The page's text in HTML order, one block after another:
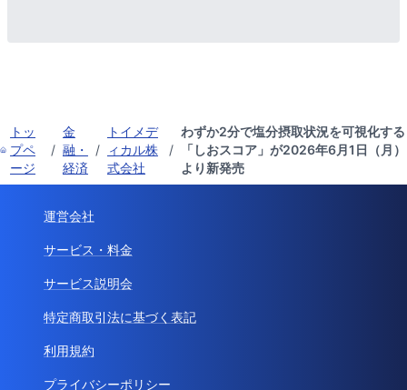
トッ
プペ
ージ
/
金
融・
経済
/
トイメデ
ィカル株
式会社
/
わずか2分で塩分摂取状況を可視化する
「しおスコア」が2026年6月1日（月）
より新発売
運営会社
サービス・料金
サービス説明会
特定商取引法に基づく表記
利用規約
プライバシーポリシー